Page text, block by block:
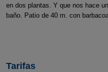
en dos plantas. Y que nos hace
baño. Patio de 40 m. con
Tarifas